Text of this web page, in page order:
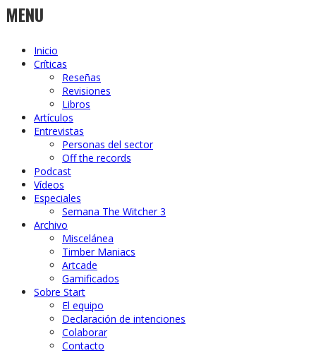
MENU
Inicio
Críticas
Reseñas
Revisiones
Libros
Artículos
Entrevistas
Personas del sector
Off the records
Podcast
Vídeos
Especiales
Semana The Witcher 3
Archivo
Miscelánea
Timber Maniacs
Artcade
Gamificados
Sobre Start
El equipo
Declaración de intenciones
Colaborar
Contacto